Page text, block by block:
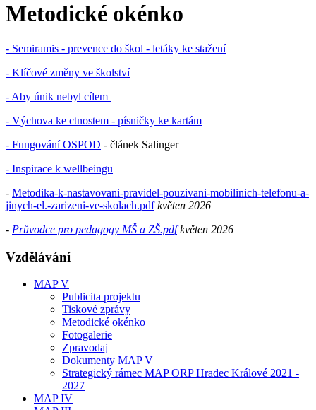
Metodické okénko
- Semiramis - prevence do škol - letáky ke stažení
- Klíčové změny ve školství
- Aby únik nebyl cílem
- Výchova ke ctnostem - písničky ke kartám
- Fungování OSPOD - článek Salinger
- Inspirace k wellbeingu
- Metodika-k-nastavovani-pravidel-pouzivani-mobilinich-telefonu-a-
jinych-el.-zarizeni-ve-skolach.pdfkvěten 2026
- Průvodce pro pedagogy MŠ a ZŠ.pdfkvěten 2026
Vzdělávání
MAP V
Publicita projektu
Tiskové zprávy
Metodické okénko
Fotogalerie
Zpravodaj
Dokumenty MAP V
Strategický rámec MAP ORP Hradec Králové 2021 -
2027
MAP IV